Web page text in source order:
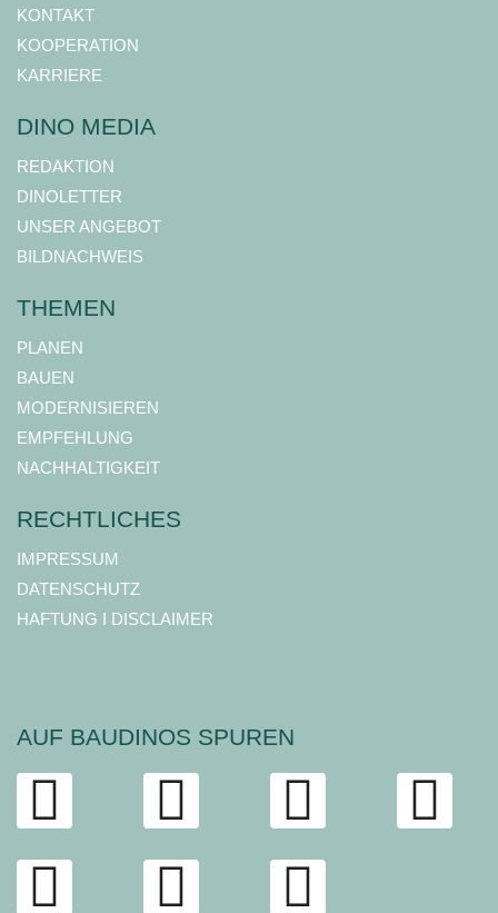
KONTAKT
KOOPERATION
KARRIERE
DINO MEDIA
REDAKTION
DINOLETTER
UNSER ANGEBOT
BILDNACHWEIS
THEMEN
PLANEN
BAUEN
MODERNISIEREN
EMPFEHLUNG
NACHHALTIGKEIT
RECHTLICHES
IMPRESSUM
DATENSCHUTZ
HAFTUNG I DISCLAIMER
AUF BAUDINOS SPUREN